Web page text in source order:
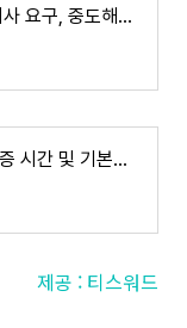
전세 월세 계약 만료 전 이사 요구, 중도해지 중개수수료
택시비 인상 서울 택시 할증 시간 및 기본요금과 심야요금
제공 : 티스워드